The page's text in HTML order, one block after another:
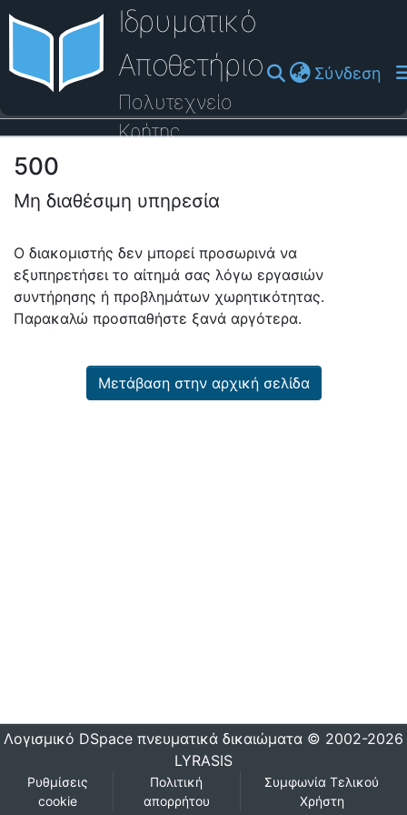
Ιδρυματικό
Αποθετήριο
Πολυτεχνείο
Κρήτης
Σύνδεση
Οδηγός Βοήθειας
500
Μη διαθέσιμη υπηρεσία
Ο διακομιστής δεν μπορεί προσωρινά να
εξυπηρετήσει το αίτημά σας λόγω εργασιών
συντήρησης ή προβλημάτων χωρητικότητας.
Παρακαλώ προσπαθήστε ξανά αργότερα.
Μετάβαση στην αρχική σελίδα
Λογισμικό DSpace πνευματικά δικαιώματα © 2002-2026
LYRASIS
Ρυθμίσεις
cookie
Πολιτική
απορρήτου
Συμφωνία Τελικού
Χρήστη